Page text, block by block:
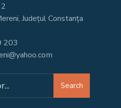
Județul Constanța
203
Search